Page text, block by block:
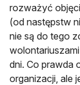
rozważyć
(od następstw
nie są do tego
dni. Co prawda
organizacji, ale